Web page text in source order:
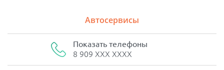
Автосервисы
Показать телефоны
8 909 XXX XXXX